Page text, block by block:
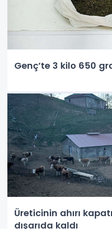
Genç’te 3 kilo 650
Üreticinin ahırı
dışarıda kaldı